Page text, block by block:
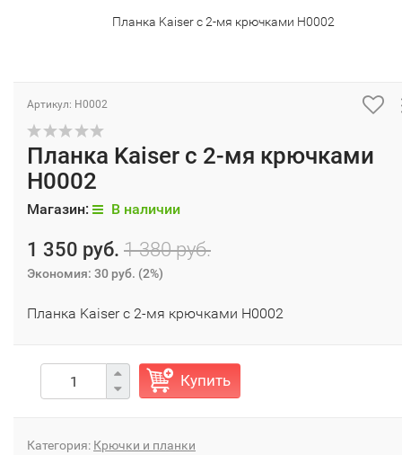
Планка Kaiser с 2-мя крючками H0002
Артикул: H0002
Планка Kaiser с 2-мя крючками
H0002
Магазин: В наличии
1 350 руб. 1 380 руб.
Экономия: 30 руб. (2%)
Планка Kaiser с 2-мя крючками H0002
Купить
Категория: Крючки и планки